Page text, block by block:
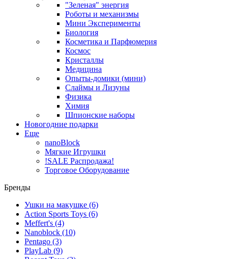
"Зеленая" энергия
Роботы и механизмы
Мини Эксперименты
Биология
Косметика и Парфюмерия
Космос
Кристаллы
Медицина
Опыты-домики (мини)
Слаймы и Лизуны
Физика
Химия
Шпионские наборы
Новогодние подарки
Еще
nanoBlock
Мягкие Игрушки
!SALE Распродажа!
Торговое Оборудование
Бренды
Ушки на макушке (6)
Action Sports Toys (6)
Meffert's (4)
Nanoblock (10)
Pentago (3)
PlayLab (9)